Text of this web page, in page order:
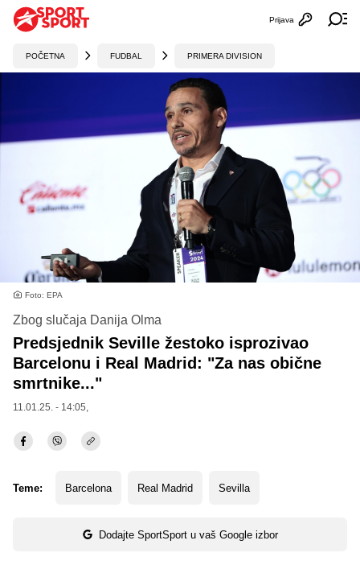
Otvori
Prijava
POČETNA FUDBAL PRIMERA DIVISION
Foto: EPA
Zbog slučaja Danija Olma
Predsjednik Seville žestoko isprozivao
Barcelonu i Real Madrid: "Za nas obične
smrtnike..."
11.01.25. - 14:05,
Teme: Barcelona Real Madrid Sevilla
Dodajte SportSport u vaš Google izbor